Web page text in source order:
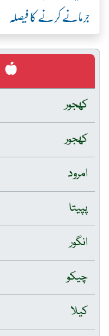
جرمانے کرنے کا فیصلہ
کھجور
کھجور
امرود
پپیتا
انگور
چیکو
کیلا